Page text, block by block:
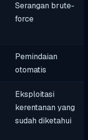
Serangan brute-
force
Pemindaian
otomatis
Eksploitasi
kerentanan yang
sudah diketahui